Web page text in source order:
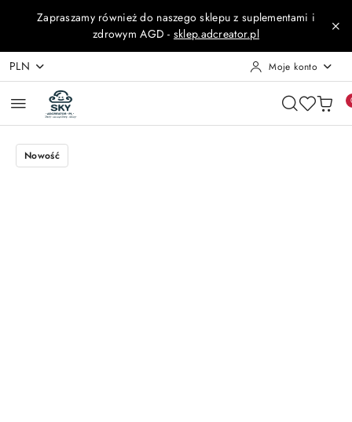
Przejdź do treści głównej
Przejdź do wyszukiwarki
Przejdź do moje konto
Przejdź do menu głównego
Przejdź do opisu produktu
Przejdź do stopki
Zapraszamy również do naszego sklepu z suplementami i
zdrowym AGD - sklep.adcreator.pl
PLN Moje konto
Nowość